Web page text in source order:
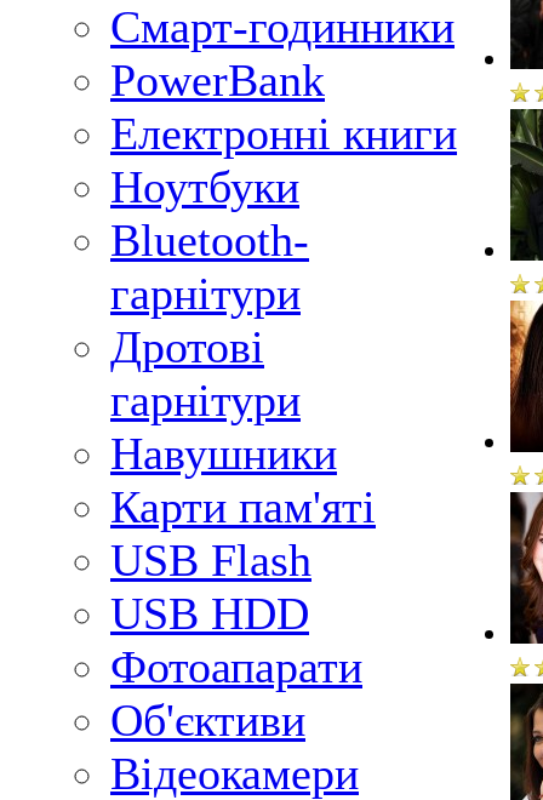
Смарт-годинники
PowerBank
Електронні книги
Ноутбуки
Bluetooth-
гарнітури
Дротові
гарнітури
Навушники
Карти пам'яті
USB Flash
USB HDD
Фотоапарати
Об'єктиви
Відеокамери